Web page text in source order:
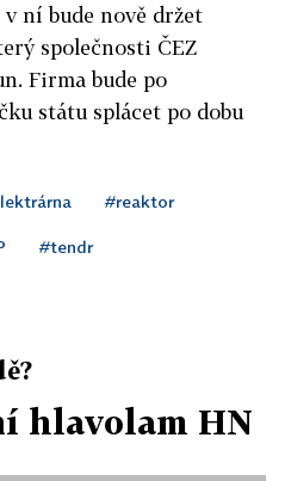
ní bude nově držet
společnosti ČEZ
Firma bude po
státu splácet po dobu
#reaktor
#tendr
hlavolam HN